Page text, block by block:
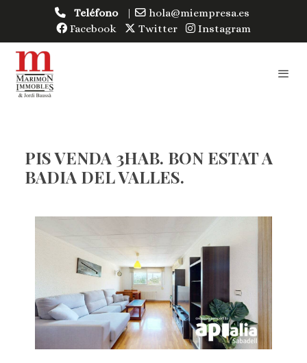
Teléfono|
hola@miempresa.es
Facebook
Twitter Instagram
PIS VENDA 3HAB. BON ESTAT A
BADIA DEL VALLES.